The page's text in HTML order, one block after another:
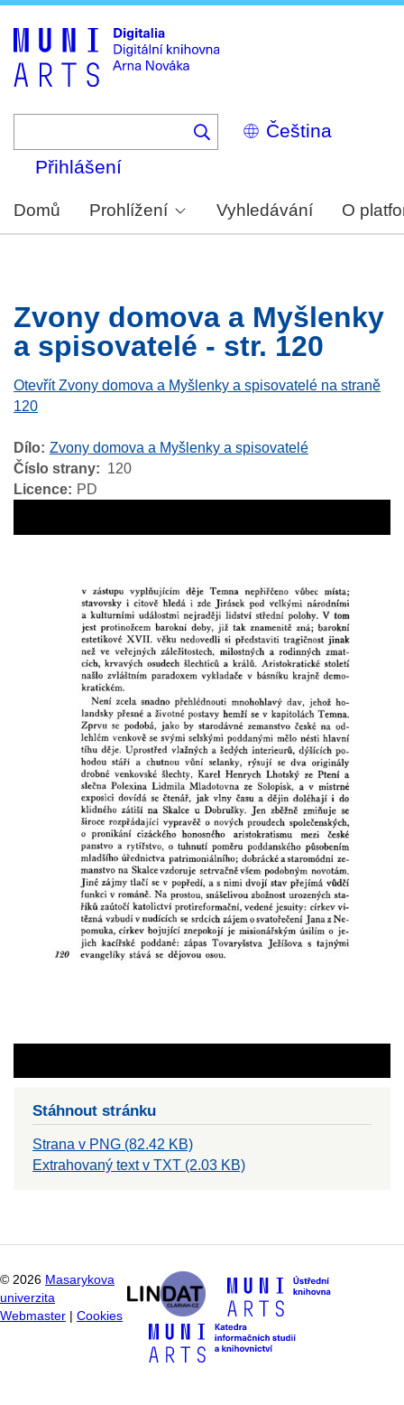
Select
your
Přihlášení
Domů Prohlížení Vyhledávání O
Zvony domova a Myšlenky
a spisovatelé - str. 120
Otevřít Zvony domova a Myšlenky a spisovatelé na straně
120
Dílo Zvony domova a Myšlenky a spisovatelé
Číslo strany
120
Licence
PD
Stáhnout stránku
Strana v PNG (82.42 KB)
Extrahovaný text v TXT (2.03 KB)
© 2026 Masarykova
univerzita
Webmaster
Cookies